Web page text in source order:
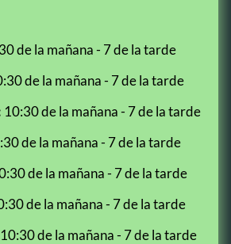
de la mañana - 7 de la tarde
de la mañana - 7 de la tarde
10:30 de la mañana - 7 de la tarde
de la mañana - 7 de la tarde
de la mañana - 7 de la tarde
de la mañana - 7 de la tarde
10:30 de la mañana - 7 de la tarde